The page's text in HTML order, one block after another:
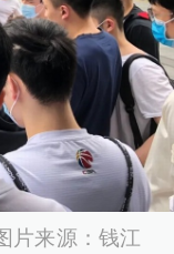
片来源：钱江